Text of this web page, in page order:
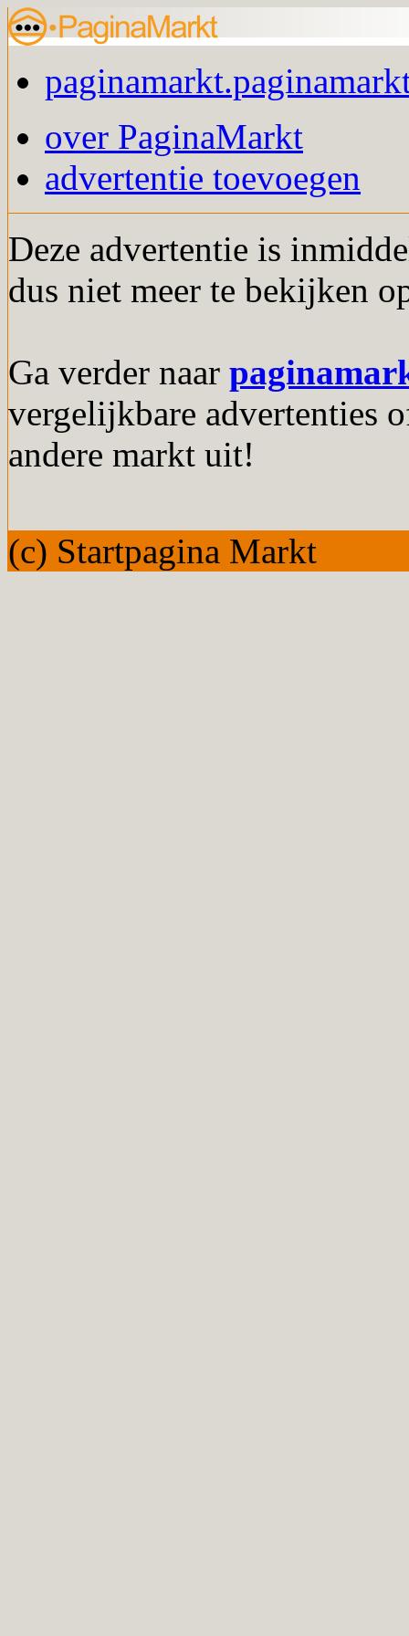
over PaginaMarkt
advertentie toevoegen
Deze advertentie is
dus niet meer te bekijken
Ga verder naar
vergelijkbare advertenties
andere markt uit!
(c) Startpagina Markt